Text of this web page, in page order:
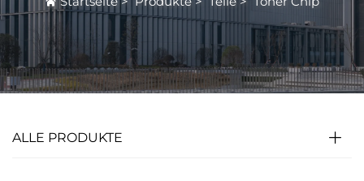
ALLE PRODUKTE